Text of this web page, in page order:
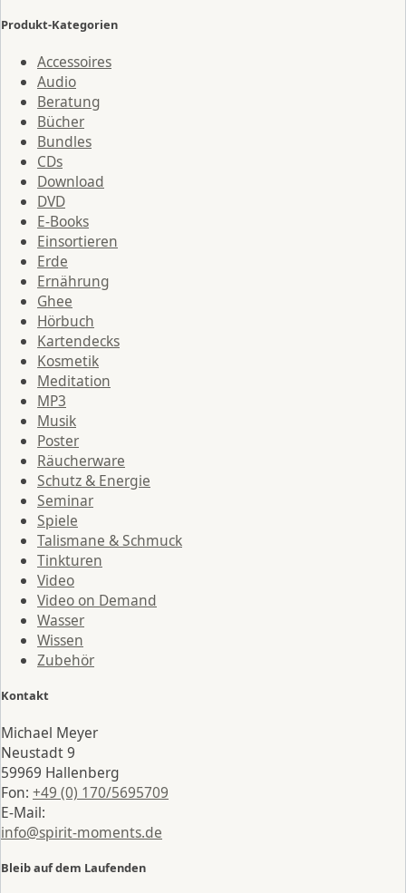
Produkt-Kategorien
Accessoires
Audio
Beratung
Bücher
Bundles
CDs
Download
DVD
E-Books
Einsortieren
Erde
Ernährung
Ghee
Hörbuch
Kartendecks
Kosmetik
Meditation
MP3
Musik
Poster
Räucherware
Schutz & Energie
Seminar
Spiele
Talismane & Schmuck
Tinkturen
Video
Video on Demand
Wasser
Wissen
Zubehör
Kontakt
Michael Meyer
Neustadt 9
59969 Hallenberg
Fon: +49 (0) 170/5695709
E-Mail:
info@spirit-moments.de
Bleib auf dem Laufenden